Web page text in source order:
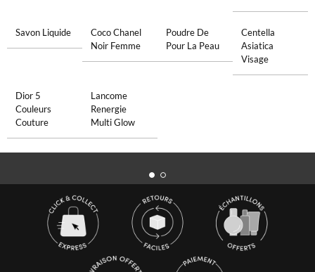
Savon Liquide
Coco Chanel
Noir Femme
Poudre De
Pour La Peau
Centella
Asiatica
Visage
Dior 5
Couleurs
Couture
Lancome
Renergie
Multi Glow